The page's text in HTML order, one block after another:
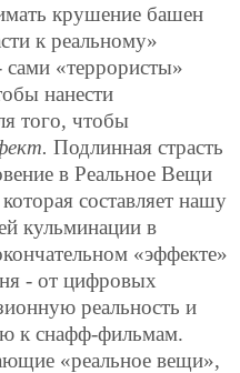
крушение башен
к реальному»
сами «террористы»
нанести
того, чтобы
Подлинная страсть
в Реальное Вещи
составляет нашу
кульминации в
«эффекте»
- от цифровых
реальность и
к снафф-фильмам.
«реальное вещи»,